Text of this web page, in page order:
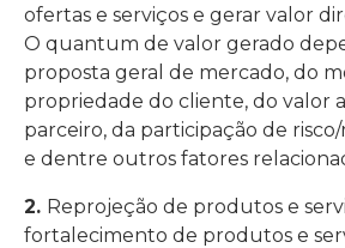
ofertas e serviços e gerar valor
O quantum de valor gerado
proposta geral de mercado, do
propriedade do cliente, do valor
parceiro, da participação de
e dentre outros fatores
2. Reprojeção de produtos e
fortalecimento de produtos e